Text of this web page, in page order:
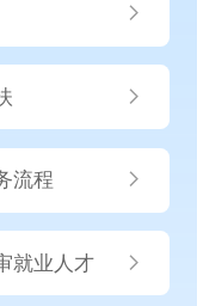
流程
就业人才